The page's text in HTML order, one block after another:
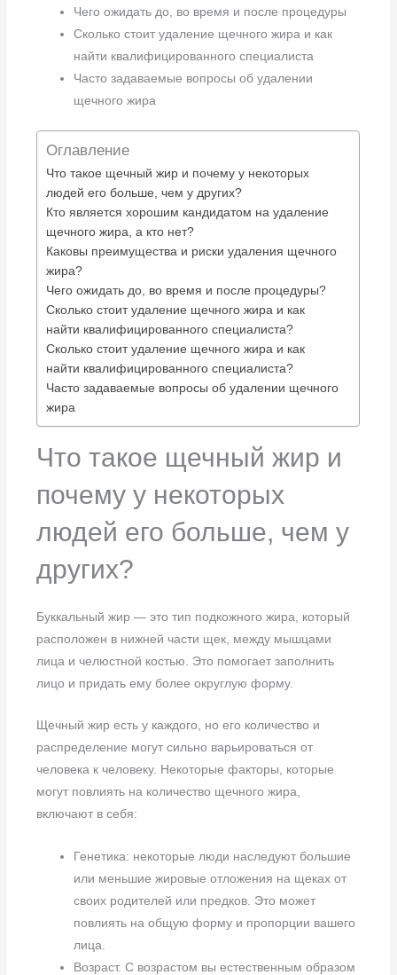
Чего ожидать до, во время и после процедуры
Сколько стоит удаление щечного жира и как
найти квалифицированного специалиста
Часто задаваемые вопросы об удалении
щечного жира
Оглавление
Что такое щечный жир и почему у некоторых
людей его больше, чем у других?
Кто является хорошим кандидатом на удаление
щечного жира, а кто нет?
Каковы преимущества и риски удаления щечного
жира?
Чего ожидать до, во время и после процедуры?
Сколько стоит удаление щечного жира и как
найти квалифицированного специалиста?
Сколько стоит удаление щечного жира и как
найти квалифицированного специалиста?
Часто задаваемые вопросы об удалении щечного
жира
Что такое щечный жир и
почему у некоторых
людей его больше, чем у
других?
Буккальный жир — это тип подкожного жира, который
расположен в нижней части щек, между мышцами
лица и челюстной костью. Это помогает заполнить
лицо и придать ему более округлую форму.
Щечный жир есть у каждого, но его количество и
распределение могут сильно варьироваться от
человека к человеку. Некоторые факторы, которые
могут повлиять на количество щечного жира,
включают в себя:
Генетика: некоторые люди наследуют большие
или меньшие жировые отложения на щеках от
своих родителей или предков. Это может
повлиять на общую форму и пропорции вашего
лица.
Возраст. С возрастом вы естественным образом